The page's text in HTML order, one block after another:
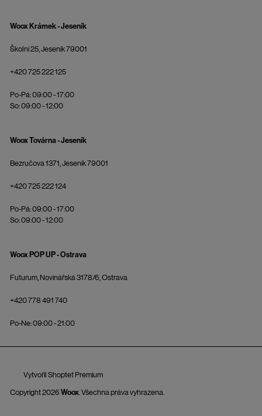
Woox Krámek - Jeseník
Školní 25, Jeseník 79001
+420 725 222 125
Po-Pá: 09:00 - 17:00
So: 09:00 - 12:00
Woox Továrna - Jeseník
Bezručova 1371, Jeseník 79001
+420 725 222 124
Po-Pá: 09:00 - 17:00
So: 09:00 - 12:00
Woox POP UP - Ostrava
Futurum, Novinářská 3178/6, Ostrava
+420 778 491 740
Po-Ne: 09:00 - 21:00
Vytvořil Shoptet Premium
Copyright 2026 Woox. Všechna práva vyhrazena.